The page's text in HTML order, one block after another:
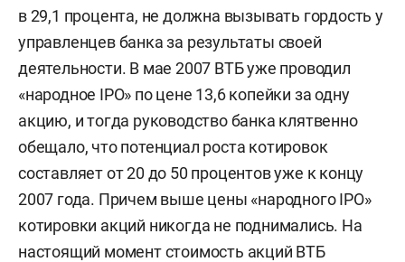
в 29,1 процента, не должна вызывать гордость у
управленцев банка за результаты своей
деятельности. В мае 2007 ВТБ уже проводил
«народное IPO» по цене 13,6 копейки за одну
акцию, и тогда руководство банка клятвенно
обещало, что потенциал роста котировок
составляет от 20 до 50 процентов уже к концу
2007 года. Причем выше цены «народного IPO»
котировки акций никогда не поднимались. На
настоящий момент стоимость акций ВТБ